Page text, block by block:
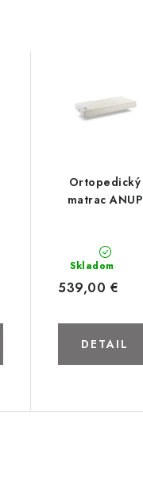
Ortopedický
matrac ANUP
Skladom
539,00 €
DETAIL